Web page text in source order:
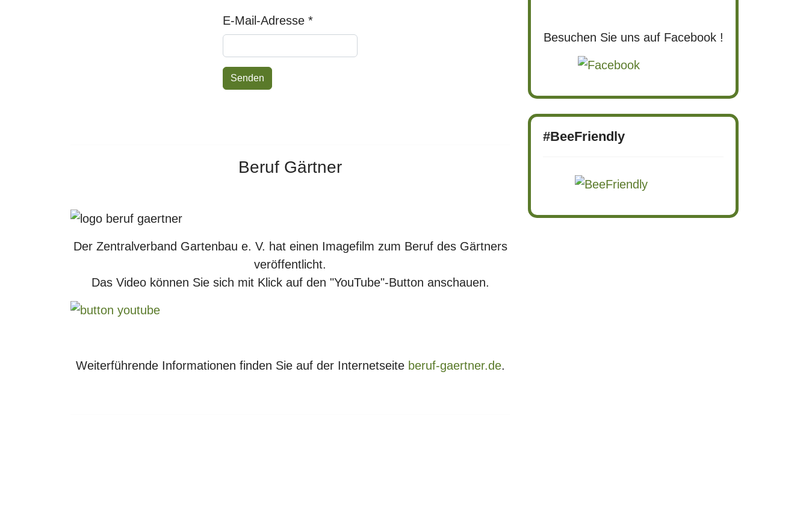
E-Mail-Adresse *
Senden
Beruf Gärtner
Der Zentralverband Gartenbau e. V. hat einen Imagefilm zum Beruf des Gärtners
veröffentlicht.
Das Video können Sie sich mit Klick auf den "YouTube"-Button anschauen.
Weiterführende Informationen finden Sie auf der Internetseite beruf-gaertner.de.
Besuchen Sie uns auf Facebook !
#BeeFriendly